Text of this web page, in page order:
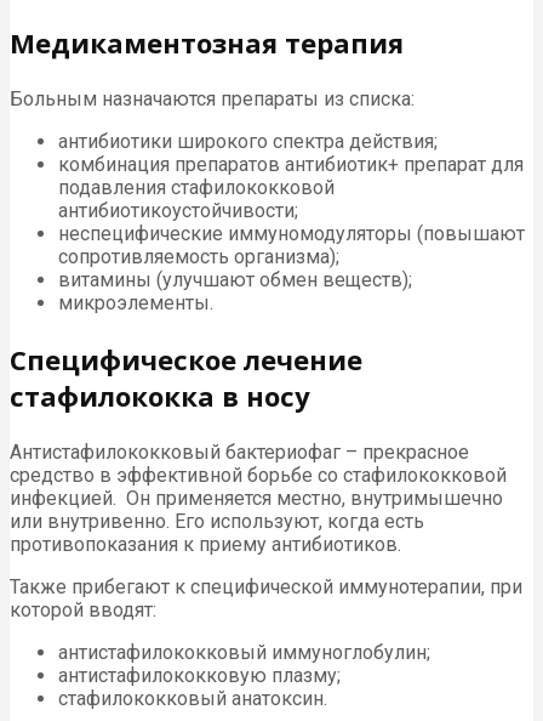
Медикаментозная терапия
Больным назначаются препараты из списка:
антибиотики широкого спектра действия;
комбинация препаратов антибиотик+ препарат для
подавления стафилококковой
антибиотикоустойчивости;
неспецифические иммуномодуляторы (повышают
сопротивляемость организма);
витамины (улучшают обмен веществ);
микроэлементы.
Специфическое лечение
стафилококка в носу
Антистафилококковый бактериофаг – прекрасное
средство в эффективной борьбе со стафилококковой
инфекцией. Он применяется местно, внутримышечно
или внутривенно. Его используют, когда есть
противопоказания к приему антибиотиков.
Также прибегают к специфической иммунотерапии, при
которой вводят:
антистафилококковый иммуноглобулин;
антистафилококковую плазму;
стафилококковый анатоксин.